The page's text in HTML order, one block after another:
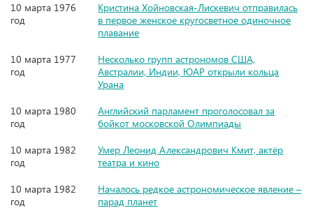
10 марта 1976
год
Кристина Хойновская-Лискевич отправилась
в первое женское кругосветное одиночное
плавание
10 марта 1977
год
Несколько групп астрономов США,
Австралии, Индии, ЮАР открыли кольца
Урана
10 марта 1980
год
Английский парламент проголосовал за
бойкот московской Олимпиады
10 марта 1982
год
Умер Леонид Александрович Кмит, актёр
театра и кино
10 марта 1982
год
Началось редкое астрономическое явление –
парад планет